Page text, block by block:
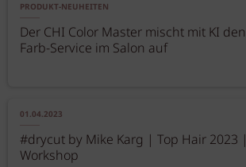
PRODUKT-NEUHEITEN
Der CHI Color Master mischt mit KI den
Farb-Service im Salon auf
01.04.2023
#drycut by Mike Karg | Top Hair 2023 |
Workshop